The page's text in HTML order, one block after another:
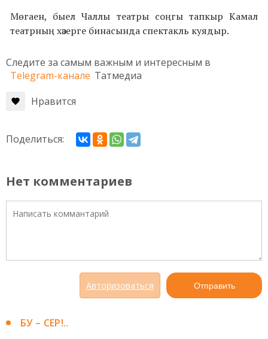
Мөгаен, быел Чаллы театры соңгы тапкыр Камал
театрның хәзерге бинасында спектакль куядыр.
Следите за самым важным и интересным в
Telegram-канале Татмедиа
Нравится
Поделиться:
Нет комментариев
Авторизоваться Отправить
БУ – СЕР!..